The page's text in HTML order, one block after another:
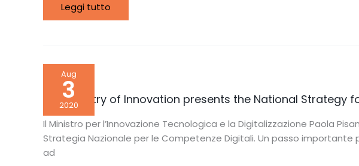
Leggi tutto
Aug
3
2020
The Ministry of Innovation presents the National Strategy
Il Ministro per l’Innovazione Tecnologica e la Digitalizzazione Paola
Strategia Nazionale per le Competenze Digitali. Un passo importante
ad
The
Ministry
of
Innovation
presents
the
National
Strategy
for